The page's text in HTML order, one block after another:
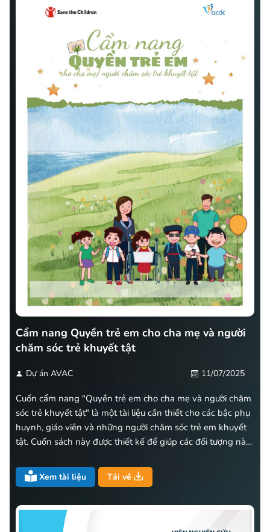
Cẩm nang Quyền trẻ em cho cha mẹ và người
chăm sóc trẻ khuyết tật
Dự án AVAC 11/07/2025
Cuốn cẩm nang "Quyền trẻ em cho cha mẹ và người chăm
sóc trẻ khuyết tật" là một tài liệu cần thiết cho các bậc phụ
huynh, giáo viên và những người chăm sóc trẻ em khuyết
tật. Cuốn sách này được thiết kế để giúp các đối tượng này
khuyết tật.
Xem tài liệu Tải về